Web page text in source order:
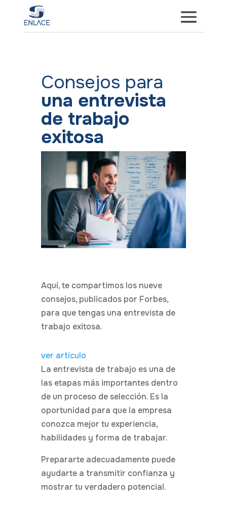
Consejos para
una entrevista
de trabajo
exitosa
Aquí, te compartimos los nueve
consejos, publicados por Forbes,
para que tengas una entrevista de
trabajo exitosa.
ver artículo
La entrevista de trabajo es una de
las etapas más importantes dentro
de un proceso de selección. Es la
oportunidad para que la empresa
conozca mejor tu experiencia,
habilidades y forma de trabajar.
Prepararte adecuadamente puede
ayudarte a transmitir confianza y
mostrar tu verdadero potencial.